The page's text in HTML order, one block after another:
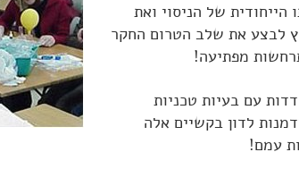
של הניסוי ואת
לבצע את שלב הטרום החקר
מפתיעה!
עם בעיות טכניות
לדון בקשיים אלה
עמם!